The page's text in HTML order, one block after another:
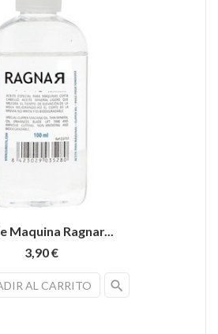
Maquina Ragnar...
3,90 €
AL CARRITO search